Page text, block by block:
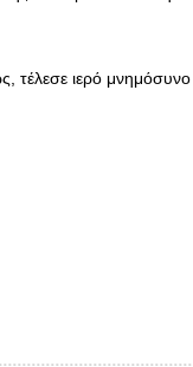
τέλεσε ιερό